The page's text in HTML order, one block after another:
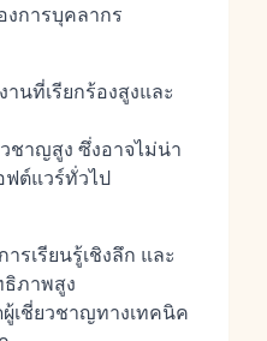
การบุคลากร
นที่เรียกร้องสูงและ
ชาญสูง ซึ่งอาจไม่น่า
ต์แวร์ทั่วไป
รเรียนรู้เชิงลึก และ
ภาพสูง
เชี่ยวชาญทางเทคนิค